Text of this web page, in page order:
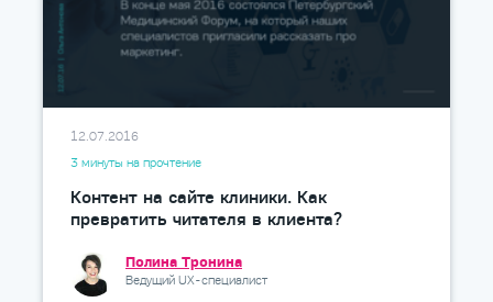
12.07.2016
3 минуты на прочтение
Контент на сайте клиники. Как
превратить читателя в клиента?
Полина Тронина
Ведущий UX-специалист